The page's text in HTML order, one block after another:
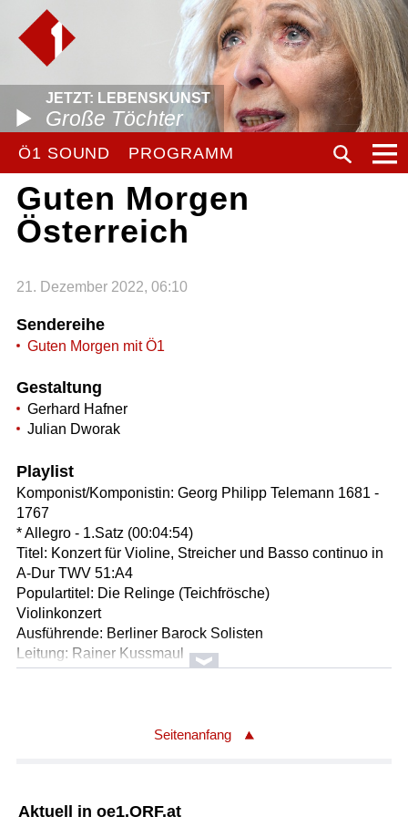
JETZT: LEBENSKUNST
Große Töchter
Ö1 SOUND PROGRAMM
Guten Morgen
Österreich
21. Dezember 2022, 06:10
Sendereihe
Guten Morgen mit Ö1
Gestaltung
Gerhard Hafner
Julian Dworak
Playlist
Komponist/Komponistin: Georg Philipp Telemann 1681 -
1767
* Allegro - 1.Satz (00:04:54)
Titel: Konzert für Violine, Streicher und Basso continuo in
A-Dur TWV 51:A4
Populartitel: Die Relinge (Teichfrösche)
Violinkonzert
Ausführende: Berliner Barock Solisten
Leitung: Rainer Kussmaul
Länge: 04:55 min
Komponist/Komponistin: Leopold Mozart 1719 - 1787
Leitung: Bohdan Warchal
Seitenanfang
Aktuell in oe1.ORF.at